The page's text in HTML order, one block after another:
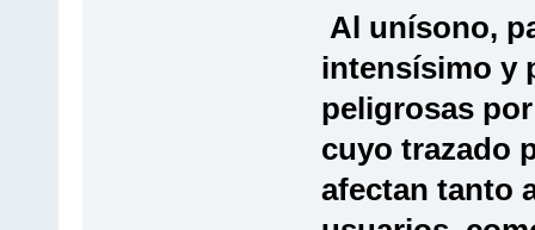
Al unísono,
intensísimo y
peligrosas
cuyo trazado
afectan tanto